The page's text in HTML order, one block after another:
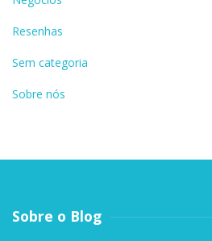
Resenhas
Sem categoria
Sobre nós
Sobre o Blog